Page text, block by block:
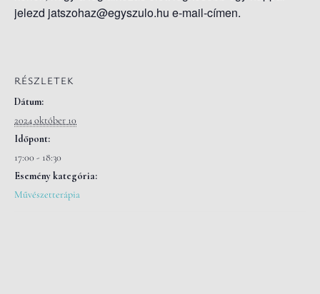
jelezd jatszohaz@egyszulo.hu e-mail-címen.
RÉSZLETEK
Dátum:
2024 október 10
Időpont:
17:00 - 18:30
Esemény kategória:
Művészetterápia